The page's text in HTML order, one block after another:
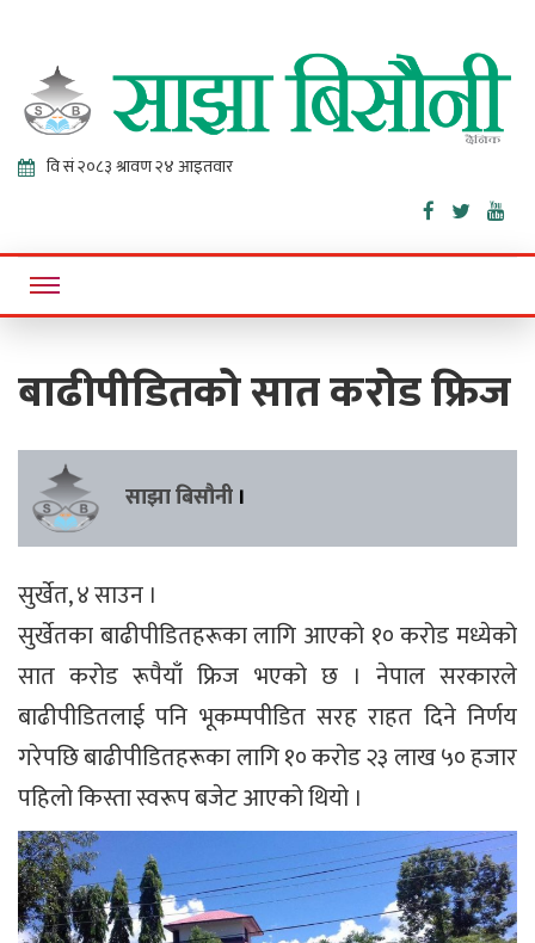
Sajha
Bisaunee
Online News Portal
बाढीपीडितको सात करोड फ्रिज
साझा बिसौनी ।
सुर्खेत, ४ साउन ।
सुर्खेतका बाढीपीडितहरूका लागि आएको १० करोड मध्येको
सात करोड रूपैयाँ फ्रिज भएको छ । नेपाल सरकारले
बाढीपीडितलाई पनि भूकम्पपीडित सरह राहत दिने निर्णय
गरेपछि बाढीपीडितहरूका लागि १० करोड २३ लाख ५० हजार
पहिलो किस्ता स्वरूप बजेट आएको थियो ।